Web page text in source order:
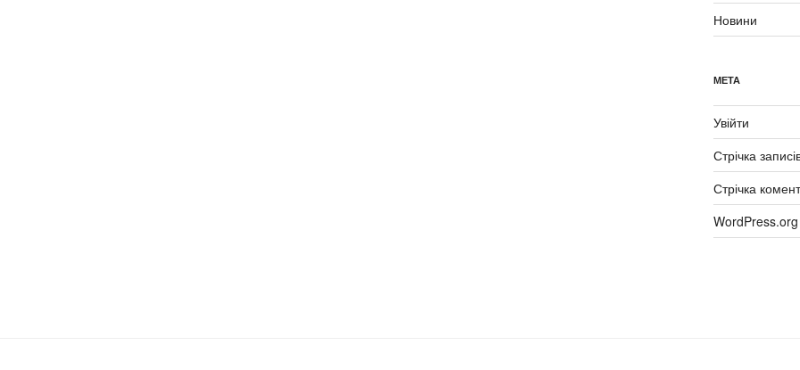
Новини
МЕТА
Увійти
Стрічка
Стрічка
WordPress.org